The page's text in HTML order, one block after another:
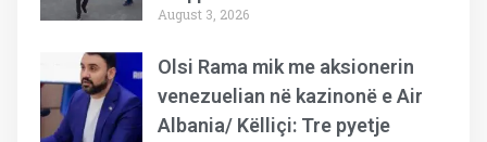
August 3, 2026
Olsi Rama mik me aksionerin
venezuelian në kazinonë e Air
Albania/ Këlliçi: Tre pyetje